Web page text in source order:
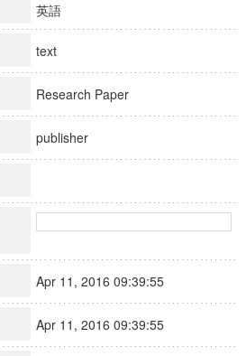
英語
text
Research Paper
publisher
Apr 11, 2016 09:39:55
Apr 11, 2016 09:39:55